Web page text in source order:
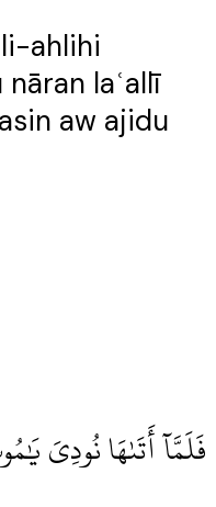
ahlihi
laʿallī
aw ajidu
فَلَمَّآ أَتَىٰهَا نُودِىَ